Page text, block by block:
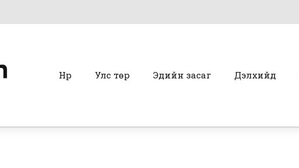
Нүүр Улс төр Эдийн засаг Дэлхийд